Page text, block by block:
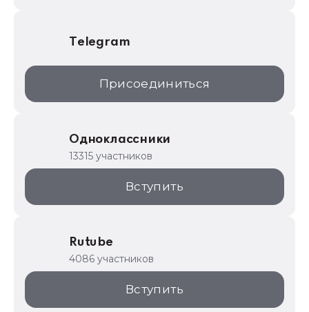
Telegram
Присоединиться
Одноклассники
13315 участников
Вступить
Rutube
4086 участников
Вступить